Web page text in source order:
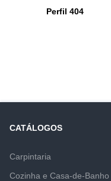
Perfil 404
CATÁLOGOS
Carpintaria
Cozinha e Casa-de-Banho